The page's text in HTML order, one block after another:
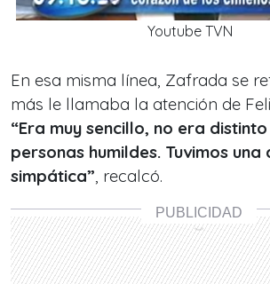
Youtube TVN
En esa misma línea, Zafrada se
más le llamaba la atención de
“Era muy sencillo, no era
personas humildes. Tuvimos una
simpática”, recalcó.